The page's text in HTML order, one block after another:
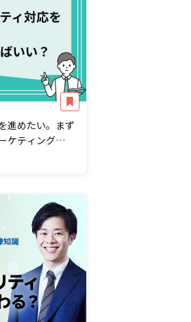
進めたい。まず
ケティング